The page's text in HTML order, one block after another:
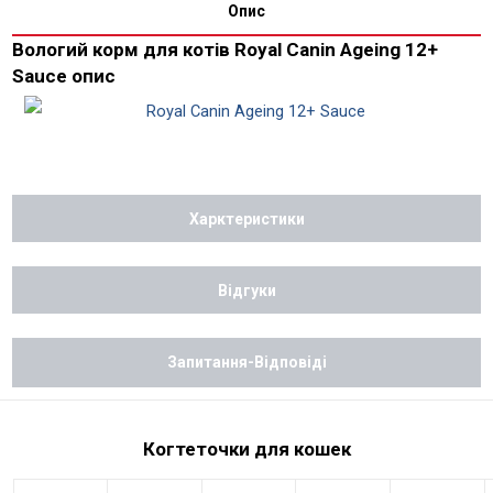
Опис
Вологий корм для котів Royal Canin Ageing 12+
Sauce опис
Харктеристики
Відгуки
Запитання-Відповіді
Когтеточки для кошек